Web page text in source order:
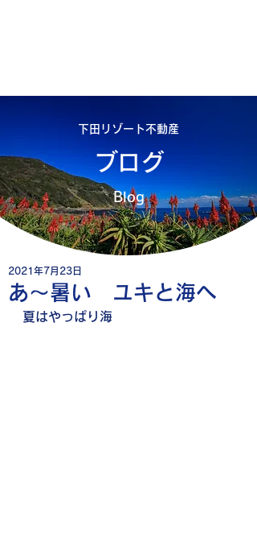
下田リゾート不動産
ブログ
Blog
あ～暑い ユキと海へ
2021年7月23日
夏はやっぱり海